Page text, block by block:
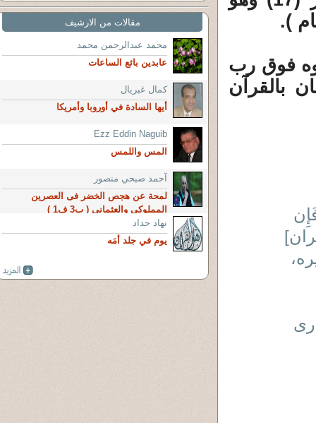
فوق رب
بالقرآن
مقالات من الارشيف
محمد عبدالرحمن محمد
عابدين بائع الساعات
كمال غبريال
أيها السادة في أوروبا وأمريكا
Ezz Eddin Naguib
المس واللمس
آحمد صبحي منصور
لمحة عن هجص الخضر فى العصرين
المملوكى والعثمانى ( ب3 ف1 )
نهاد حداد
يوم في جلد أَمَه